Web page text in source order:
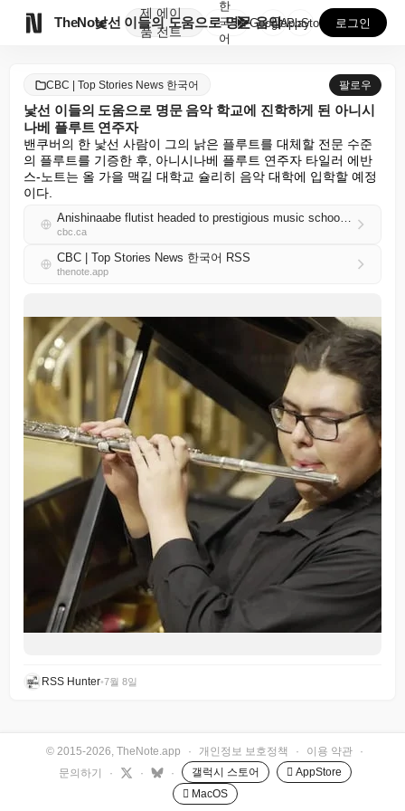
TheNote
제
품
에이
전트
낯선 이들의 도움으로 명문 음악 학교에 진학하게 된 아...
한
국
어
GooglePlay
AppStore 로그인
CBC | Top Stories News 한국어 팔로우
낯선 이들의 도움으로 명문 음악 학교에 진학하게 된 아니시
나베 플루트 연주자
밴쿠버의 한 낯선 사람이 그의 낡은 플루트를 대체할 전문 수준
의 플루트를 기증한 후, 아니시나베 플루트 연주자 타일러 에반
스-노트는 올 가을 맥길 대학교 슐리히 음악 대학에 입학할 예정
이다.
Anishinaabe flutist headed to prestigious music school after strangers rally to help
cbc.ca
CBC | Top Stories News 한국어 RSS
thenote.app
RSS Hunter•7월 8일
© 2015-2026, TheNote.app · 개인정보 보호정책 · 이용 약관
·
문의하기
· · · 갤럭시 스토어
 AppStore
 MacOS